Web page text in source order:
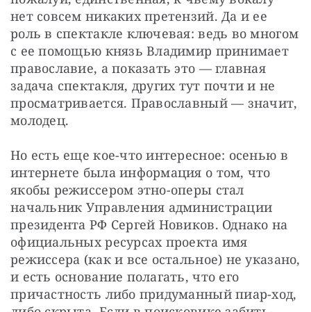
нет совсем никаких претензий. Да и ее
роль в спектакле ключевая: ведь во многом
с ее помощью князь Владимир принимает
православие, а показать это — главная
задача спектакля, других тут почти и не
просматривается. Православный — значит,
молодец.
Но есть еще кое-что интересное: осенью в
интернете была информация о том, что
якобы режиссером этно-оперы стал
начальник Управления администрации
президента РФ Сергей Новиков. Однако на
официальных ресурсах проекта имя
режиссера (как и все остальное) не указано,
и есть основание полагать, что его
причастность либо придуманный пиар-ход,